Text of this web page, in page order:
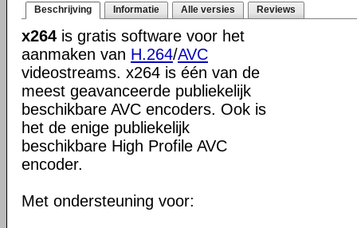
Beschrijving Informatie Alle versies Reviews
x264 is gratis software voor het
aanmaken van H.264/AVC
videostreams. x264 is één van de
meest geavanceerde publiekelijk
beschikbare AVC encoders. Ook is
het de enige publiekelijk
beschikbare High Profile AVC
encoder.
Met ondersteuning voor: